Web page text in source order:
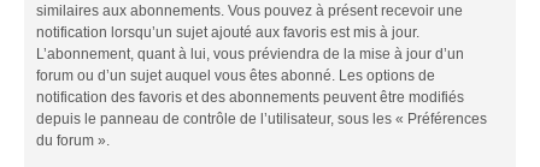
similaires aux abonnements. Vous pouvez à présent recevoir une
notification lorsqu’un sujet ajouté aux favoris est mis à jour.
L’abonnement, quant à lui, vous préviendra de la mise à jour d’un
forum ou d’un sujet auquel vous êtes abonné. Les options de
notification des favoris et des abonnements peuvent être modifiés
depuis le panneau de contrôle de l’utilisateur, sous les « Préférences
du forum ».